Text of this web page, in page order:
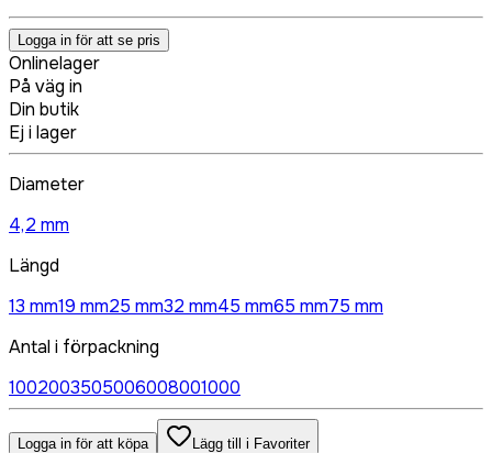
Logga in för att se pris
Onlinelager
På väg in
Din butik
Ej i lager
Diameter
4,2 mm
Längd
13 mm19 mm25 mm32 mm45 mm65 mm75 mm
Antal i förpackning
1002003505006008001000
Logga in för att köpa
Lägg till i Favoriter